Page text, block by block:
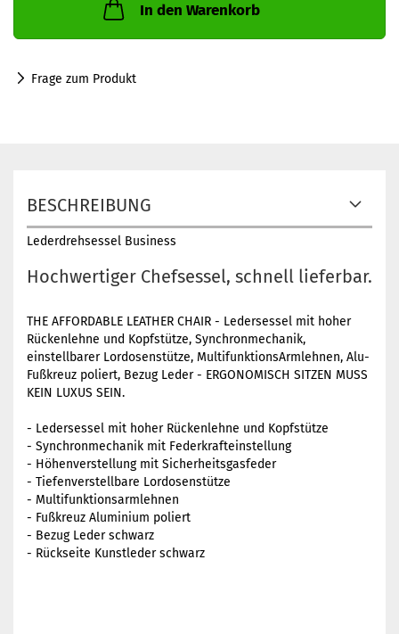
In den Warenkorb
Frage zum Produkt
BESCHREIBUNG
Lederdrehsessel Business
Hochwertiger Chefsessel, schnell lieferbar.
THE AFFORDABLE LEATHER CHAIR - Ledersessel mit hoher
Rückenlehne und Kopfstütze, Synchronmechanik,
einstellbarer Lordosenstütze, MultifunktionsArmlehnen, Alu-
Fußkreuz poliert, Bezug Leder - ERGONOMISCH SITZEN MUSS
KEIN LUXUS SEIN.
- Ledersessel mit hoher Rückenlehne und Kopfstütze
- Synchronmechanik mit Federkrafteinstellung
- Höhenverstellung mit Sicherheitsgasfeder
- Tiefenverstellbare Lordosenstütze
- Multifunktionsarmlehnen
- Fußkreuz Aluminium poliert
- Bezug Leder schwarz
- Rückseite Kunstleder schwarz